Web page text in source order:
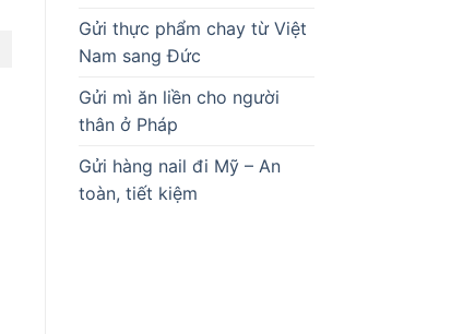
Gửi thực phẩm chay từ Việt
Nam sang Đức
Gửi mì ăn liền cho người
thân ở Pháp
Gửi hàng nail đi Mỹ – An
toàn, tiết kiệm